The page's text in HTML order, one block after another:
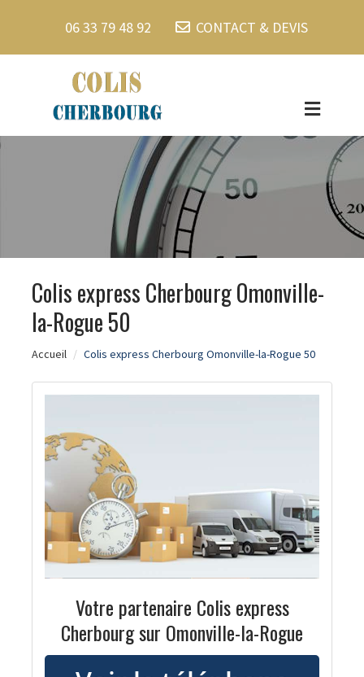
06 33 79 48 92 CONTACT & DEVIS
Colis express Cherbourg Omonville-
la-Rogue 50
Accueil Colis express Cherbourg Omonville-la-Rogue 50
Votre partenaire Colis express
Cherbourg sur Omonville-la-Rogue